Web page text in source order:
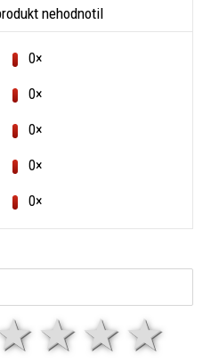
nehodnotil
0×
0×
0×
0×
0×
4
3
2 hviezdy
1 hviezda